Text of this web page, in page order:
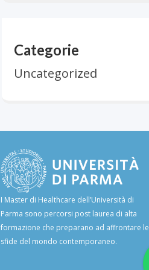
Categorie
Uncategorized
I Master di Healthcare dell’Università di
Parma sono percorsi post laurea di alta
formazione che preparano ad affrontare le
sfide del mondo contemporaneo.